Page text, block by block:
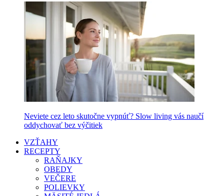
Neviete cez leto skutočne vypnúť? Slow living vás naučí
oddychovať bez výčitiek
VZŤAHY
RECEPTY
RAŇAJKY
OBEDY
VEČERE
POLIEVKY